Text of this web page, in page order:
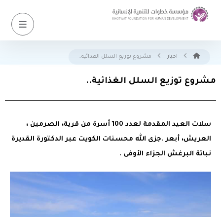
اخبار مشروع توزيع السلل الغذائية..
مشروع توزيع السلل الغذائية..
سلات العيد المقدمة لعدد 100 أسرة من قرية، الصرمين ،
العريش، أبعر .جزى الله محسنات الكويت عبر الدكتورة القديرة
نباتة البرغش الجزاء الأوفى .